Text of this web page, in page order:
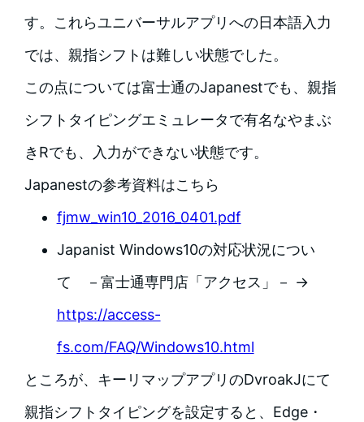
す。これらユニバーサルアプリへの日本語入力
では、親指シフトは難しい状態でした。
この点については富士通のJapanestでも、親指
シフトタイピングエミュレータで有名なやまぶ
きRでも、入力ができない状態です。
Japanestの参考資料はこちら
fjmw_win10_2016_0401.pdf
Japanist Windows10の対応状況につい
て －富士通専門店「アクセス」－ →
https://access-
fs.com/FAQ/Windows10.html
ところが、キーリマップアプリのDvroakJにて
親指シフトタイピングを設定すると、Edge・